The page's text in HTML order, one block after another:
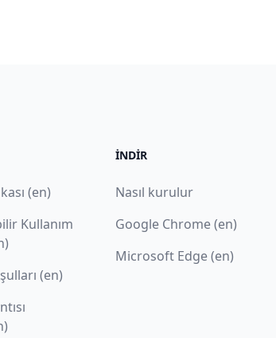
(en)
Kullanım
(en)
İNDIR
Nasıl kurulur
Google Chrome (en)
Microsoft Edge (en)